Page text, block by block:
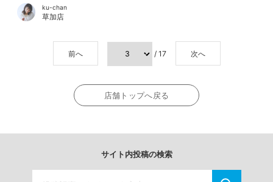
ku-chan
草加店
前へ / 17 次へ
店舗トップへ戻る
サイト内投稿の検索